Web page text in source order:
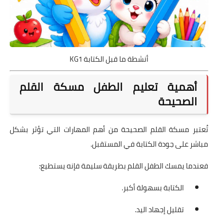
أنشطة ما قبل الكتابة KG1
أهمية تعليم الطفل مسكة القلم
الصحيحة
تُعتبر مسكة القلم الصحيحة من أهم المهارات التي تؤثر بشكل
مباشر على جودة الكتابة في المستقبل.
فعندما يمسك الطفل القلم بطريقة سليمة فإنه يستطيع:
الكتابة بسهولة أكبر.
تقليل إجهاد اليد.